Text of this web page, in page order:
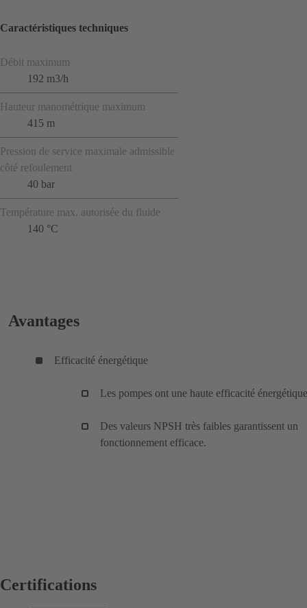
Caractéristiques techniques
Débit maximum
192 m3/h
Hauteur manométrique maximum
415 m
Pression de service maximale admissible
côté refoulement
40 bar
Température max. autorisée du fluide
140 °C
Avantages
Efficacité énergétique
Les pompes ont une haute efficacité
Des valeurs NPSH très faibles garantissent un
fonctionnement efficace.
Certifications